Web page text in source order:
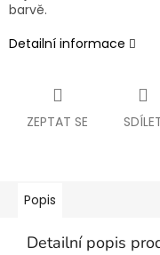
barvě.
Detailní informace
ZEPTAT SE
Popis
Detailní popis